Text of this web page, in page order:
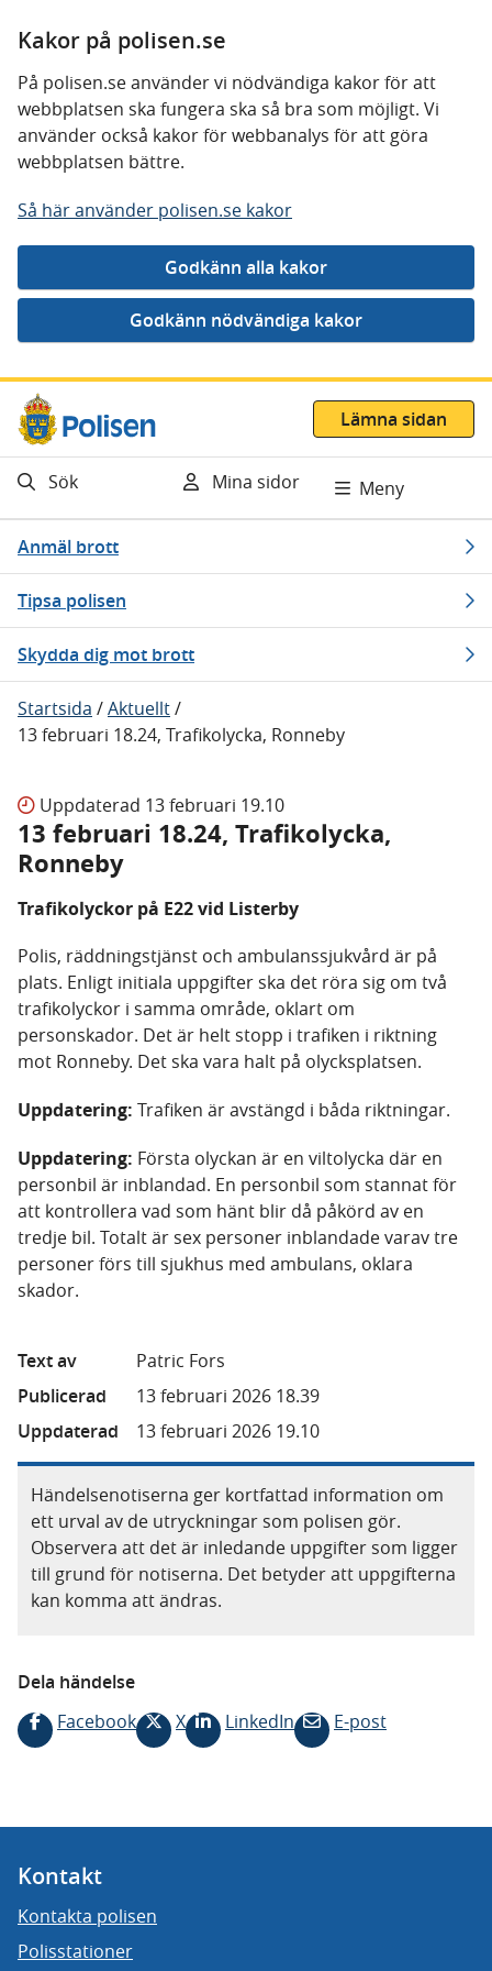
Kakor på polisen.se
På polisen.se använder vi nödvändiga kakor för att
webbplatsen ska fungera ska så bra som möjligt. Vi
använder också kakor för webbanalys för att göra
webbplatsen bättre.
Så här använder polisen.se kakor
Gå direkt till innehåll
Lämna sidan
Sök Mina sidor Meny
Anmäl brott
Tipsa polisen
Skydda dig mot brott
Startsida /Aktuellt/
13 februari 18.24, Trafikolycka, Ronneby
Uppdaterad 13 februari 19.10
13 februari 18.24, Trafikolycka,
Ronneby
Trafikolyckor på E22 vid Listerby
Polis, räddningstjänst och ambulanssjukvård är på
plats. Enligt initiala uppgifter ska det röra sig om två
trafikolyckor i samma område, oklart om
personskador. Det är helt stopp i trafiken i riktning
mot Ronneby. Det ska vara halt på olycksplatsen.
Uppdatering: Trafiken är avstängd i båda riktningar.
Uppdatering: Första olyckan är en viltolycka där en
personbil är inblandad. En personbil som stannat för
att kontrollera vad som hänt blir då påkörd av en
tredje bil. Totalt är sex personer inblandade varav tre
personer förs till sjukhus med ambulans, oklara
skador.
Text av
Patric Fors
Publicerad
13 februari 2026 18.39
Uppdaterad
13 februari 2026 19.10
Händelsenotiserna ger kortfattad information om
ett urval av de utryckningar som polisen gör.
Observera att det är inledande uppgifter som ligger
till grund för notiserna. Det betyder att uppgifterna
kan komma att ändras.
Dela händelse
Facebook
X LinkedIn E-post
Kontakt
Kontakta polisen
Polisstationer